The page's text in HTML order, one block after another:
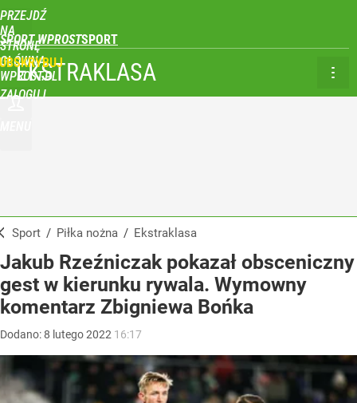
PRZEJDŹ
NA
STRONĘ
GŁÓWNĄ
WPROST.PL
SPORT WPROST
ZALOGUJ
EKSTRAKLASA
Sport / Piłka nożna / Ekstraklasa
Jakub Rzeźniczak pokazał obsceniczny
gest w kierunku rywala. Wymowny
komentarz Zbigniewa Bońka
Dodano:8 lutego2022 16:17